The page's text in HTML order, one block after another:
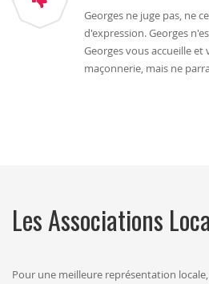
Georges ne juge pas, ne
d'expression. Georges
Georges vous accueille
maçonnerie, mais ne
Les Associations
Pour une meilleure représentation